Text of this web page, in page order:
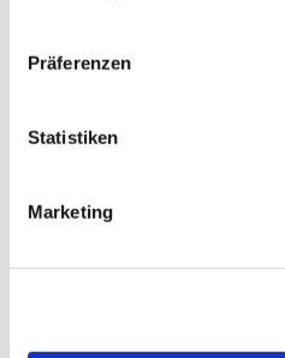
Präferenzen
Statistiken
Marketing